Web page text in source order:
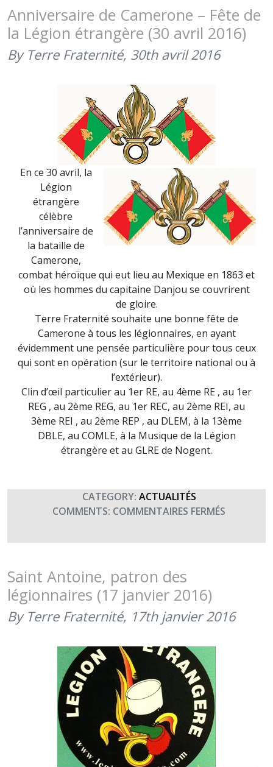
LA
LÉGION
Anniversaire de Camerone – Fête de
la Légion étrangère (30 avril 2016)
By Terre Fraternité, 30th avril 2016
En ce 30 avril, la
Légion
étrangère
célèbre
l’anniversaire de
la bataille de
Camerone,
combat héroïque qui eut lieu au Mexique en 1863 et
où les hommes du capitaine Danjou se couvrirent
de gloire.
Terre Fraternité souhaite une bonne fête de
Camerone à tous les légionnaires, en ayant
évidemment une pensée particulière pour tous ceux
qui sont en opération (sur le territoire national ou à
l’extérieur).
Clin d’œil particulier au 1er RE, au 4ème RE , au 1er
REG , au 2ème REG, au 1er REC, au 2ème REI, au
3ème REI , au 2ème REP , au DLEM, à la 13ème
DBLE, au COMLE, à la Musique de la Légion
étrangère et au GLRE de Nogent.
CATEGORY: ACTUALITÉS
COMMENTS: COMMENTAIRES FERMÉS
DE
LA
Saint Antoine, patron des
légionnaires (17 janvier 2016)
By Terre Fraternité, 17th janvier 2016